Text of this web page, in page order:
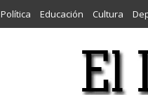
Política Educación Cultura